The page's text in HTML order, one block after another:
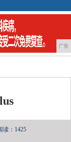
广告
读：1425